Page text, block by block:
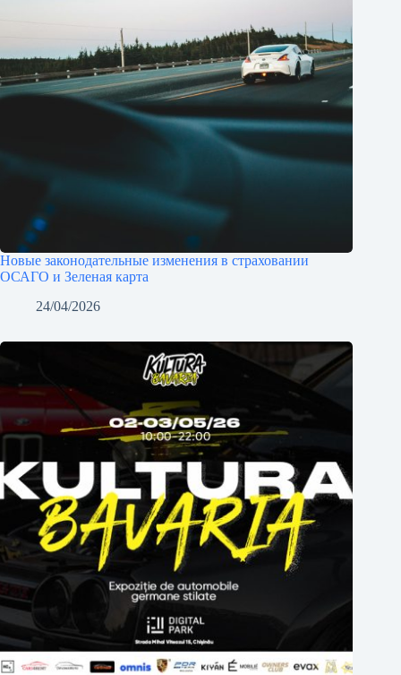
Новые законодательные изменения в страховании
ОСАГО и Зеленая карта
24/04/2026